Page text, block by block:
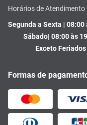
Horários de Atendimento
Segunda a Sexta | 08:00
Sábado| 08:00 às
Exceto Feriados
Formas de